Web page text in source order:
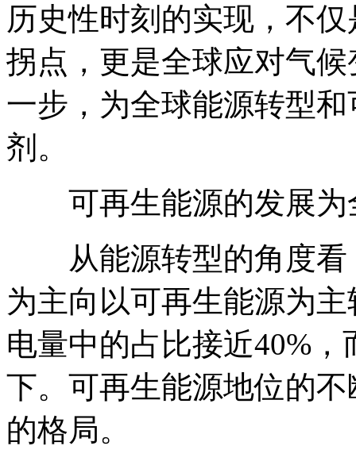
历史性时刻的实现，不
拐点，更是全球应对气
一步，为全球能源转型
剂。
可再生能源的发展为
从能源转型的角度看
为主向以可再生能源为
电量中的占比接近40%
下。可再生能源地位的
的格局。